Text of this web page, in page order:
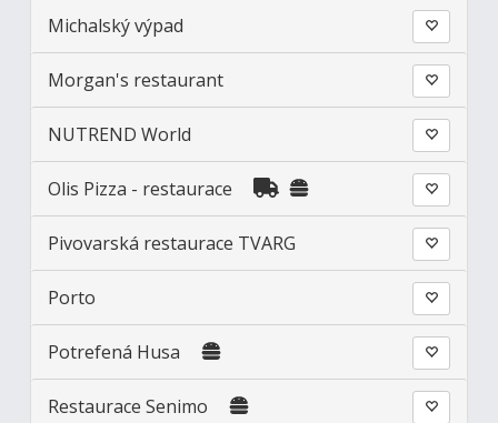
Michalský výpad
Morgan's restaurant
NUTREND World
Olis Pizza - restaurace
Pivovarská restaurace TVARG
Porto
Potrefená Husa
Restaurace Senimo